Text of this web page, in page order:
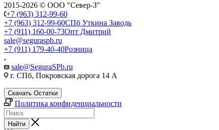
2015-2026 © ООО "Север-З"
+7 (963) 312-99-60
+7 (963) 312-99-60СПб Уткина Заводь
+7 (911) 160-00-73Опт Дмитрий
sale@seguraspb.ru
+7 (911) 179-40-40Розница
sale@SeguraSPb.ru
г. СПб, Покровская дорога 14 А
Скачать Остатки
Политика конфиденциальности
Найти